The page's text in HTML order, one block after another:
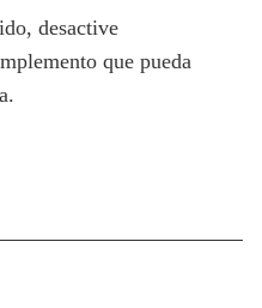
desactive
que pueda